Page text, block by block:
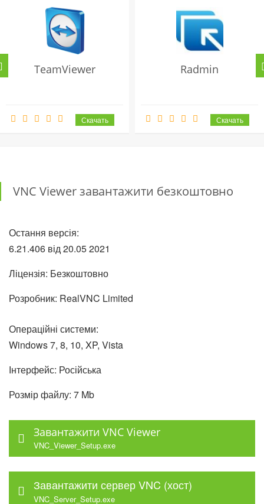
TeamViewer Radmin
VNC Viewer завантажити безкоштовно
Остання версія:
6.21.406 від20.052021
Ліцензія: Безкоштовно
Розробник: RealVNC Limited
Операційні системи:
Windows 7, 8, 10, XP, Vista
Інтерфейс: Російська
Розмір файлу: 7 Mb
Завантажити VNC Viewer
VNC_Viewer_Setup.exe
Завантажити сервер VNC (хост)
VNC_Server_Setup.exe